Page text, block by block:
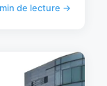
de lecture →